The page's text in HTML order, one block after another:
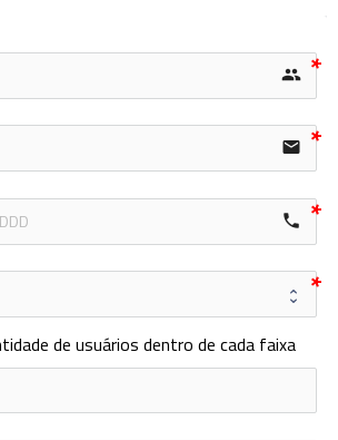
group
email
local_phone
de usuários dentro de cada faixa